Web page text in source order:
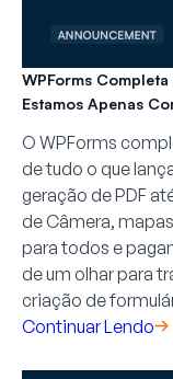
WPForms
Estamos Apenas
O WPForms
de tudo o que
geração de PDF
de Câmera,
para todos e
de um olhar para
criação de
Continuar Lendo